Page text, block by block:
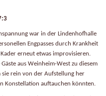
war in der Lindenhofhalle
Engpasses durch Krankheit
erneut etwas improvisieren.
aus Weinheim-West zu diesem
sie rein von der Aufstellung her
Konstellation auftauchen könnten.